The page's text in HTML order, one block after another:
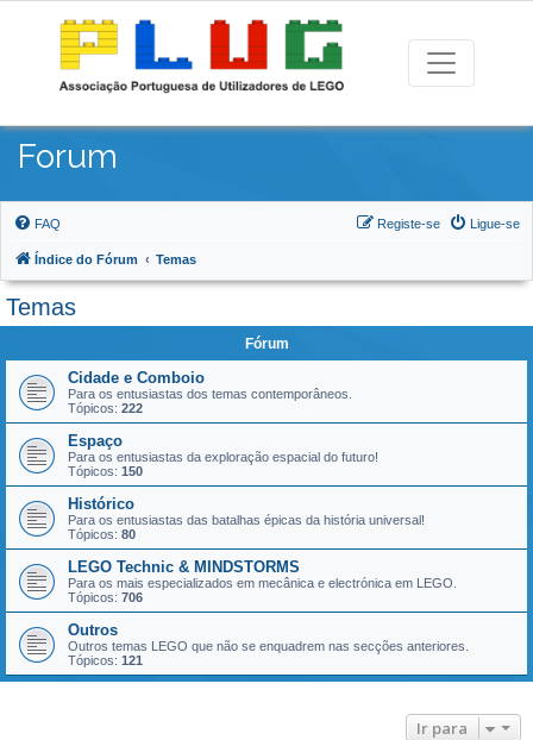
Forum
FAQ Ligue-se
Registe-se
Índice do Fórum Temas
Temas
Fórum
Cidade e Comboio
Para os entusiastas dos temas contemporâneos.
Tópicos: 222
Espaço
Para os entusiastas da exploração espacial do futuro!
Tópicos: 150
Histórico
Para os entusiastas das batalhas épicas da história universal!
Tópicos: 80
LEGO Technic & MINDSTORMS
Para os mais especializados em mecânica e electrónica em LEGO.
Tópicos: 706
Outros
Outros temas LEGO que não se enquadrem nas secções anteriores.
Tópicos: 121
Ir para